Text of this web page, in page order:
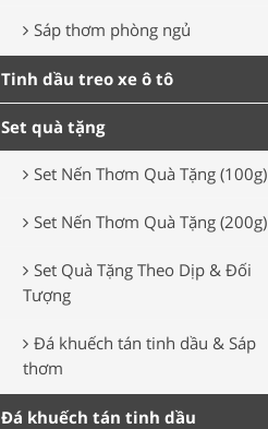
Sáp thơm phòng ngủ
Tinh dầu treo xe ô tô
Set quà tặng
Set Nến Thơm Quà Tặng (100g)
Set Nến Thơm Quà Tặng (200g)
Set Quà Tặng Theo Dịp & Đối
Tượng
Đá khuếch tán tinh dầu & Sáp
thơm
Đá khuếch tán tinh dầu